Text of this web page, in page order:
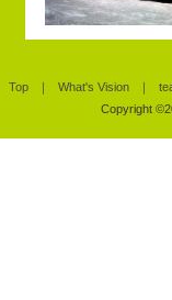
Top ｜ What's Vision ｜
Copyright